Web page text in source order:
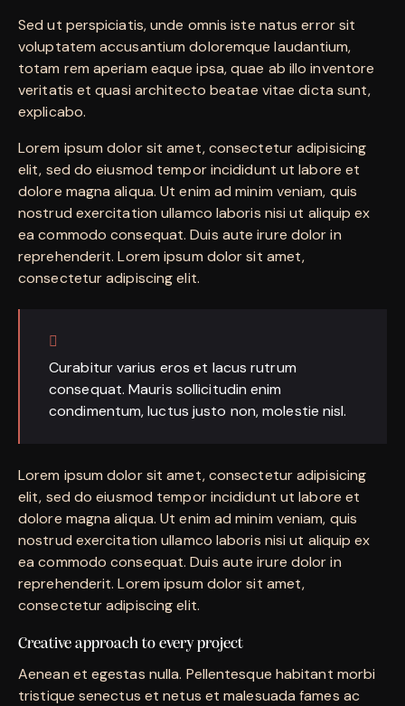
Sed ut perspiciatis, unde omnis iste natus error sit
voluptatem accusantium doloremque laudantium,
totam rem aperiam eaque ipsa, quae ab illo inventore
veritatis et quasi architecto beatae vitae dicta sunt,
explicabo.
Lorem ipsum dolor sit amet, consectetur adipisicing
elit, sed do eiusmod tempor incididunt ut labore et
dolore magna aliqua. Ut enim ad minim veniam, quis
nostrud exercitation ullamco laboris nisi ut aliquip ex
ea commodo consequat. Duis aute irure dolor in
reprehenderit. Lorem ipsum dolor sit amet,
consectetur adipiscing elit.
Curabitur varius eros et lacus rutrum
consequat. Mauris sollicitudin enim
condimentum, luctus justo non, molestie nisl.
Lorem ipsum dolor sit amet, consectetur adipisicing
elit, sed do eiusmod tempor incididunt ut labore et
dolore magna aliqua. Ut enim ad minim veniam, quis
nostrud exercitation ullamco laboris nisi ut aliquip ex
ea commodo consequat. Duis aute irure dolor in
reprehenderit. Lorem ipsum dolor sit amet,
consectetur adipiscing elit.
Creative approach to every project
Aenean et egestas nulla. Pellentesque habitant morbi
tristique senectus et netus et malesuada fames ac